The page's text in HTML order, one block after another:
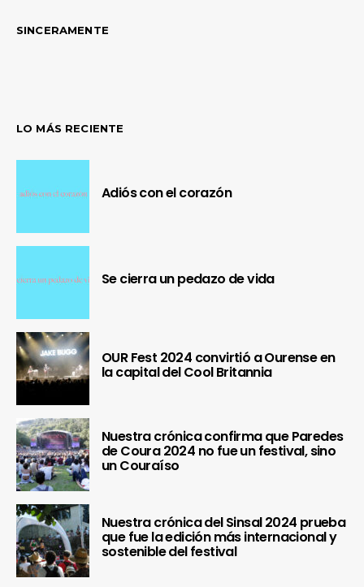
SINCERAMENTE
LO MÁS RECIENTE
Adiós con el corazón
Se cierra un pedazo de vida
OUR Fest 2024 convirtió a Ourense en
la capital del Cool Britannia
Nuestra crónica confirma que Paredes
de Coura 2024 no fue un festival, sino
un Couraíso
Nuestra crónica del Sinsal 2024 prueba
que fue la edición más internacional y
sostenible del festival